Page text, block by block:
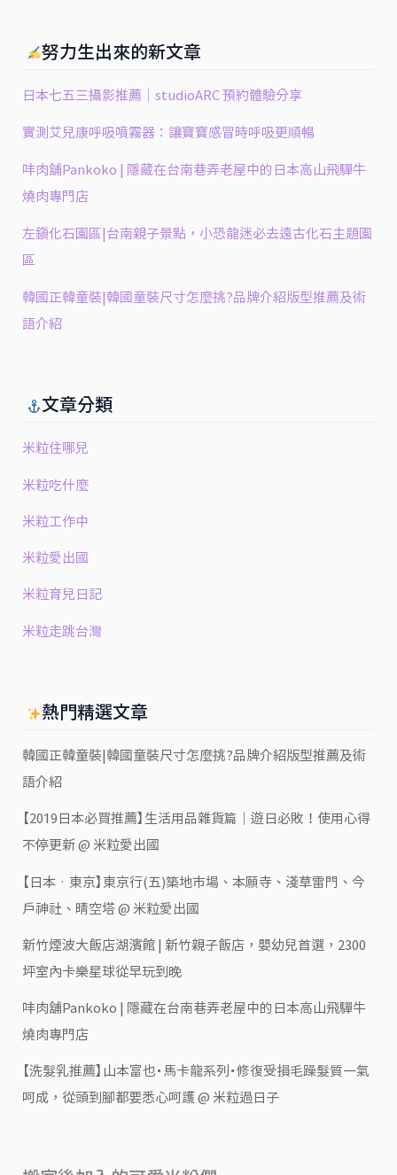
努力生出來的新文章
日本七五三攝影推薦｜studioARC 預約體驗分享
實測艾兒康呼吸噴霧器：讓寶寶感冒時呼吸更順暢
㕩肉舖Pankoko | 隱藏在台南巷弄老屋中的日本高山飛驒牛
燒肉專門店
左鎮化石園區|台南親子景點，小恐龍迷必去遠古化石主題園
區
韓國正韓童裝|韓國童裝尺寸怎麼挑?品牌介紹版型推薦及術
語介紹
文章分類
米粒住哪兒
米粒吃什麼
米粒工作中
米粒愛出國
米粒育兒日記
米粒走跳台灣
熱門精選文章
韓國正韓童裝|韓國童裝尺寸怎麼挑?品牌介紹版型推薦及術
語介紹
【2019日本必買推薦】生活用品雜貨篇｜遊日必敗！使用心得
不停更新 @ 米粒愛出國
【日本‧東京】東京行(五)築地市場、本願寺、淺草雷門、今
戶神社、晴空塔 @ 米粒愛出國
新竹煙波大飯店湖濱館 | 新竹親子飯店，嬰幼兒首選，2300
坪室內卡樂星球從早玩到晚
㕩肉舖Pankoko | 隱藏在台南巷弄老屋中的日本高山飛驒牛
燒肉專門店
【洗髮乳推薦】山本富也・馬卡龍系列・修復受損毛躁髮質一氣
呵成，從頭到腳都要悉心呵護 @ 米粒過日子